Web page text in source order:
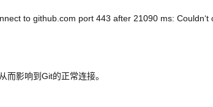
to github.com port 443 after 21090 ms: Couldn‘t
而影响到Git的正常连接。